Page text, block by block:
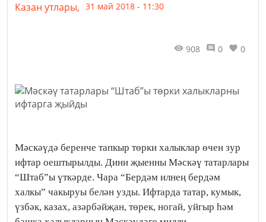
Казан утлары, 31 май 2018 - 11:30
908 0 0
Мәскәүдә беренче тапкыр төрки халыклар өчен зур
ифтар оештырылды. Дини җыенны Мәскәү татарлары
“Штаб”ы үткәрде. Чара “Бердәм илнең бердәм
халкы” чакыруы белән узды. Ифтарда татар, кумык,
үзбәк, казах, азәрбәйҗан, төрек, ногай, уйгыр һәм